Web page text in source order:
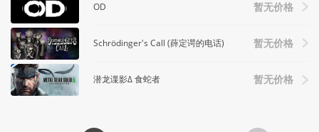
OD 暂无价格
Schrödinger's Call (薛定谔的电话) 暂无价格
潜龙谍影Δ 食蛇者 暂无价格